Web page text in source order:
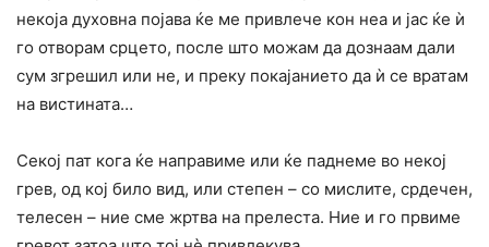
некоја духовна појава ќе ме привлече кон неа и јас ќе ѝ
го отворам срцето, после што можам да дознаам дали
сум згрешил или не, и преку покајанието да ѝ се вратам
на вистината…
Секој пат кога ќе направиме или ќе паднеме во некој
грев, од кој било вид, или степен – со мислите, срдечен,
телесен – ние сме жртва на прелеста. Ние и го првиме